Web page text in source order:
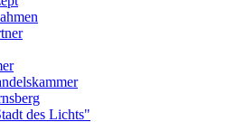
des Lichts"